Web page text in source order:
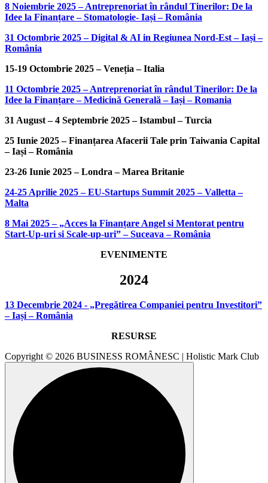
8 Noiembrie 2025 – Antreprenoriat în rândul Tinerilor: De la
Idee la Finanțare – Stomatologie- Iași – România
31 Octombrie 2025 – Digital & AI in Regiunea Nord-Est – Iași –
România
15-19 Octombrie 2025 – Veneția – Italia
11 Octombrie 2025 – Antreprenoriat în rândul Tinerilor: De la
Idee la Finanțare – Medicină Generală – Iași – Romania
31 August – 4 Septembrie 2025 – Istambul – Turcia
25 Iunie 2025 – Finanțarea Afacerii Tale prin Taiwania Capital
– Iași – România
23-26 Iunie 2025 – Londra – Marea Britanie
24-25 Aprilie 2025 – EU-Startups Summit 2025 – Valletta –
Malta
8 Mai 2025 – „Acces la Finanțare Angel si Mentorat pentru
Start-Up-uri si Scale-up-uri” – Suceava – România
EVENIMENTE
2024
13 Decembrie 2024 - „Pregătirea Companiei pentru Investitori”
– Iași – România
RESURSE
Copyright © 2026 BUSINESS ROMÂNESC | Holistic Mark Club